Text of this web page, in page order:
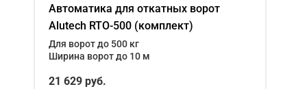
Автоматика для откатных ворот
Alutech RTO-500 (комплект)
Для ворот до 500 кг
Ширина ворот до 10 м
21 629 руб.